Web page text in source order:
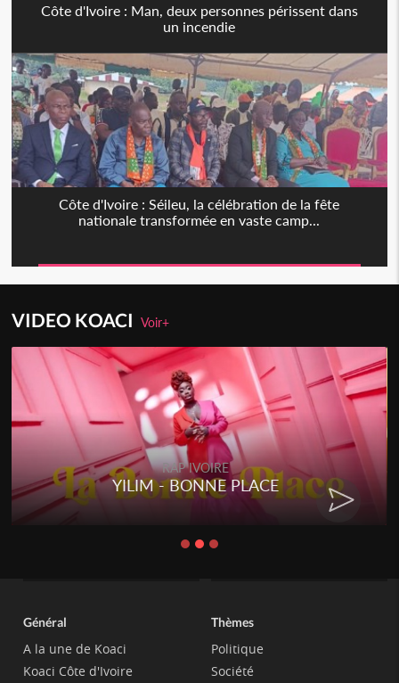
Côte d'Ivoire : Man, deux personnes périssent dans
un incendie
Côte d'Ivoire : Séileu, la célébration de la fête
nationale transformée en vaste camp...
VIDEO KOACIVoir+
RAP IVOIRE
YILIM - BONNE PLACE
Général
A la une de Koaci
Koaci Côte d'Ivoire
Thèmes
Politique
Société